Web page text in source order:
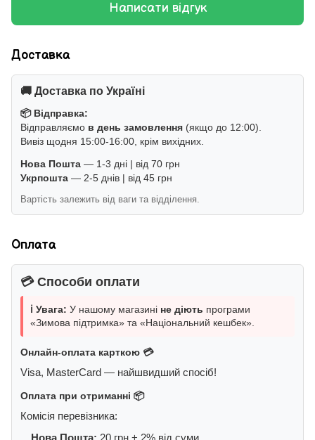
Написати відгук
Доставка
🚚 Доставка по Україні
📦 Відправка:
Відправляємо в день замовлення (якщо до 12:00).
Вивіз щодня 15:00-16:00, крім вихідних.
Нова Пошта — 1-3 дні | від 70 грн
Укрпошта — 2-5 днів | від 45 грн
Вартість залежить від ваги та відділення.
Оплата
💳 Способи оплати
ℹ️ Увага: У нашому магазині не діють програми
«Зимова підтримка» та «Національний кешбек».
Онлайн-оплата карткою 💳
Visa, MasterCard — найшвидший спосіб!
Оплата при отриманні 📦
Комісія перевізника: